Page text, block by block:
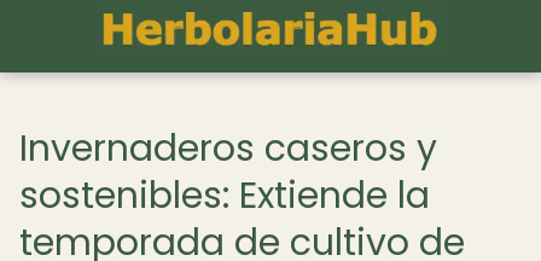
Invernaderos caseros y
sostenibles: Extiende la
temporada de cultivo de